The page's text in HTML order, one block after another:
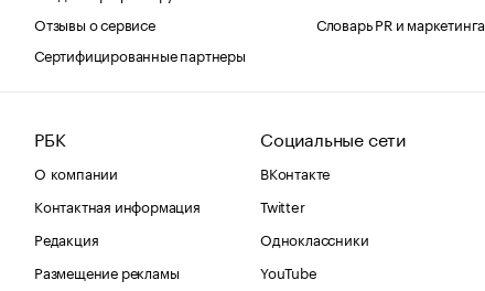
Отзывы о сервисе
Сертифицированные партнеры
Словарь PR и маркетинга
РБК
О компании
Контактная информация
Редакция
Размещение рекламы
Социальные сети
ВКонтакте
Twitter
Одноклассники
YouTube